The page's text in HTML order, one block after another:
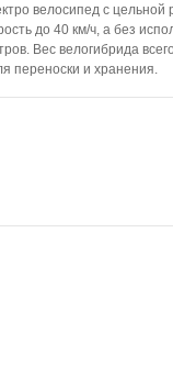
велосипед с цельной
до 40 км/ч, а без
Вес велогибрида
переноски и хранения.